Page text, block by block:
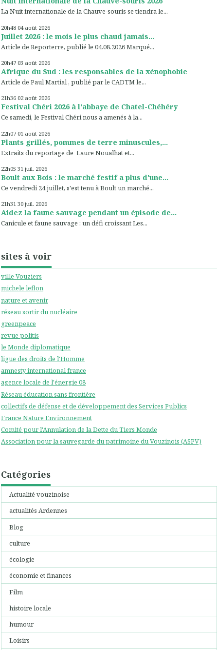
La Nuit internationale de la Chauve-souris se tiendra le...
20h48 04 août 2026
Juillet 2026 : le mois le plus chaud jamais...
Article de Reporterre, publié le 04.08.2026 Marqué...
20h47 03 août 2026
Afrique du Sud : les responsables de la xénophobie
Article de Paul Martial , publié par le CADTM le...
21h36 02 août 2026
Festival Chéri 2026 à l'abbaye de Chatel-Chéhéry
Ce samedi, le Festival Chéri nous a amenés à la...
22h07 01 août 2026
Plants grillés, pommes de terre minuscules,...
Extraits du reportage de Laure Noualhat et...
22h05 31 juil. 2026
Boult aux Bois : le marché festif a plus d'une...
Ce vendredi 24 juillet, s'est tenu à Boult un marché...
21h31 30 juil. 2026
Aidez la faune sauvage pendant un épisode de...
Canicule et faune sauvage : un défi croissant Les...
sites à voir
ville Vouziers
michele leflon
nature et avenir
réseau sortir du nucléaire
greenpeace
revue politis
le Monde diplomatique
ligue des droits de l'Homme
amnesty international france
agence locale de l'énergie 08
Réseau éducation sans frontière
collectifs de défense et de développement des Services Publics
France Nature Environnement
Comité pour l'Annulation de la Dette du Tiers Monde
Association pour la sauvegarde du patrimoine du Vouzinois (ASPV)
Catégories
Actualité vouzinoise
actualités Ardennes
Blog
culture
écologie
économie et finances
Film
histoire locale
humour
Loisirs